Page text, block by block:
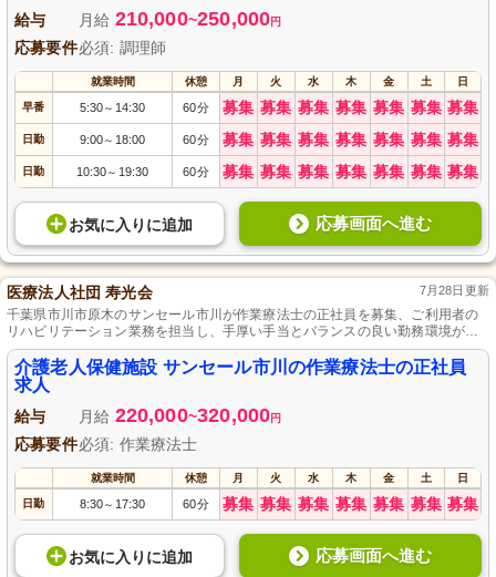
給与 月給 210,000~250,000円
応募要件必須: 調理師
就業時間 休憩 月 火 水 木 金 土 日
早番 5:30～ 14:30 60分 募集 募集 募集 募集 募集 募集 募集
日勤 9:00～ 18:00 60分 募集 募集 募集 募集 募集 募集 募集
日勤 10:30～ 19:30 60分 募集 募集 募集 募集 募集 募集 募集
お気に入り に追加 応募画面へ進む
医療法人社団 寿光会 7月28日更新
千葉県市川市原木のサンセール市川が作業療法士の正社員を募集、ご利用者の
リハビリテーション業務を担当し、手厚い手当とバランスの良い勤務環境が特
徴です。
介護老人保健施設 サンセール市川の作業療法士の正社員
求人
給与 月給 220,000~320,000円
応募要件必須: 作業療法士
就業時間 休憩 月 火 水 木 金 土 日
日勤 8:30～ 17:30 60分 募集 募集 募集 募集 募集 募集 募集
お気に入り に追加 応募画面へ進む